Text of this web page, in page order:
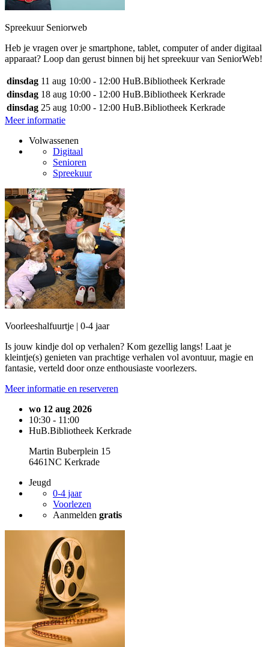
Spreekuur Seniorweb
Heb je vragen over je smartphone, tablet, computer of ander digitaal
apparaat? Loop dan gerust binnen bij het spreekuur van SeniorWeb!
dinsdag 11 aug 10:00 - 12:00 HuB.Bibliotheek Kerkrade
dinsdag 18 aug 10:00 - 12:00 HuB.Bibliotheek Kerkrade
dinsdag 25 aug 10:00 - 12:00 HuB.Bibliotheek Kerkrade
Meer informatie
Volwassenen
Digitaal
Senioren
Spreekuur
Voorleeshalfuurtje | 0-4 jaar
Is jouw kindje dol op verhalen? Kom gezellig langs! Laat je
kleintje(s) genieten van prachtige verhalen vol avontuur, magie en
fantasie, verteld door onze enthousiaste voorlezers.
Meer informatie en reserveren
wo 12 aug 2026
10:30 - 11:00
HuB.Bibliotheek Kerkrade
Martin Buberplein 15
6461NC Kerkrade
Jeugd
0-4 jaar
Voorlezen
Aanmelden gratis